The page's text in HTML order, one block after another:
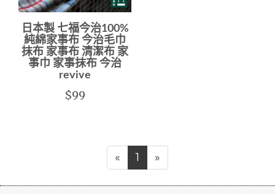
日本製 七福今治100%
純綿家事布 今治毛巾
抹布 家事布 清潔布 家
事巾 家事抹布 今治
revive
$99
« 1 »